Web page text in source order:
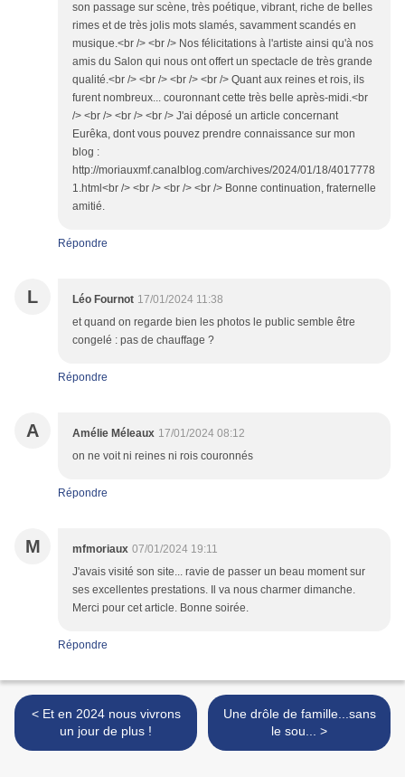
son passage sur scène, très poétique, vibrant, riche de belles
rimes et de très jolis mots slamés, savamment scandés en
musique.<br /> <br /> Nos félicitations à l'artiste ainsi qu'à nos
amis du Salon qui nous ont offert un spectacle de très grande
qualité.<br /> <br /> <br /> <br /> Quant aux reines et rois, ils
furent nombreux... couronnant cette très belle après-midi.<br
/> <br /> <br /> <br /> J'ai déposé un article concernant
Eurêka, dont vous pouvez prendre connaissance sur mon
blog :
http://moriauxmf.canalblog.com/archives/2024/01/18/4017778
1.html<br /> <br /> <br /> <br /> Bonne continuation, fraternelle
amitié.
Répondre
L Léo Fournot 17/01/2024 11:38
et quand on regarde bien les photos le public semble être
congelé : pas de chauffage ?
Répondre
A Amélie Méleaux 17/01/2024 08:12
on ne voit ni reines ni rois couronnés
Répondre
M mfmoriaux 07/01/2024 19:11
J'avais visité son site... ravie de passer un beau moment sur
ses excellentes prestations. Il va nous charmer dimanche.
Merci pour cet article. Bonne soirée.
Répondre
< Et en 2024 nous vivrons
un jour de plus !
Une drôle de famille...sans
le sou... >